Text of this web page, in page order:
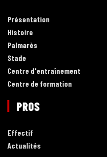
Présentation
Histoire
Palmarès
Stade
Centre d'entraînement
Centre de formation
PROS
Effectif
Actualités